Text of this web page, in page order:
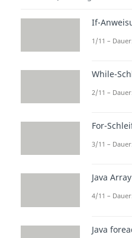
If-
1/11 –
While-
2/11 –
For-
3/11 –
Java Array
4/11 –
Java